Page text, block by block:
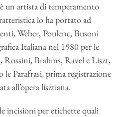
un artista di temperamento
lo ha portato ad
Weber, Poulenc, Busoni
Italiana nel 1980 per le
Brahms, Ravel e Liszt,
le Parafrasi, prima registrazione
all’opera lisztiana.
incisioni per etichette quali